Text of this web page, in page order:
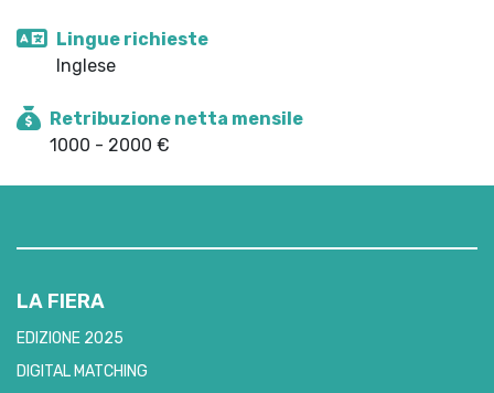
Lingue richieste
Inglese
Retribuzione netta mensile
1000 - 2000 €
LA FIERA
EDIZIONE 2025
DIGITAL MATCHING